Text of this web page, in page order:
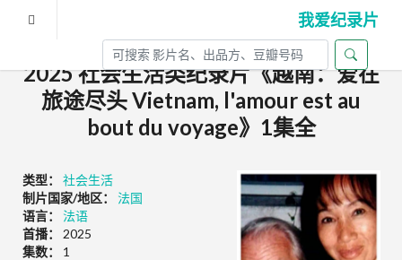
我爱纪录片
2025 社会生活类纪录片《越南：爱在
旅途尽头 Vietnam, l'amour est au
bout du voyage》1集全
类型：
社会生活
制片国家/地区：
法国
语言：
法语
首播：
2025
集数：
1